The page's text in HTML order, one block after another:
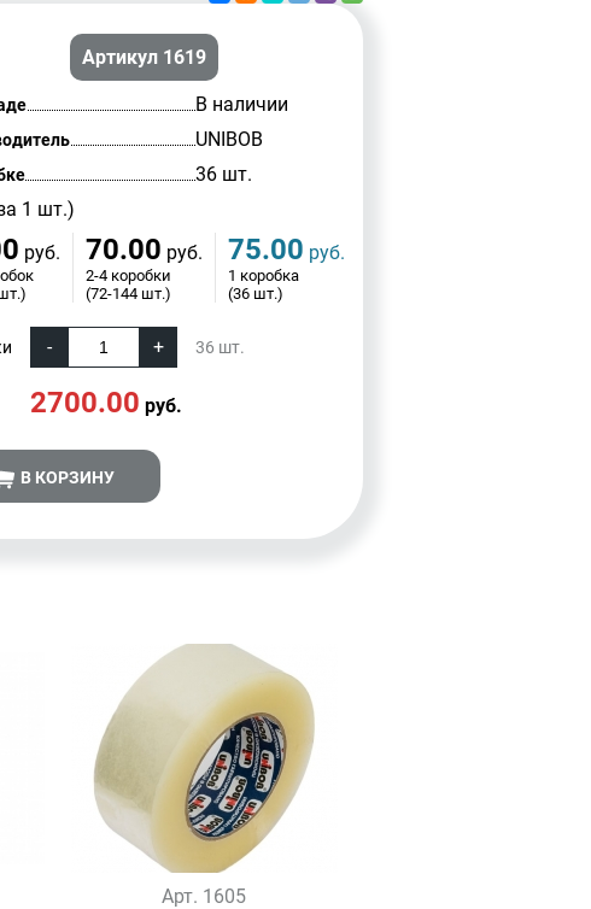
Артикул 1619
В наличии
UNIBOB
36 шт.
1 шт.)
руб. 70.00 руб.
2-4 коробки
(72-144 шт.)
75.00 руб.
1 коробка
(36 шт.)
36 шт.
2700.00 руб.
В КОРЗИНУ
Арт. 1605